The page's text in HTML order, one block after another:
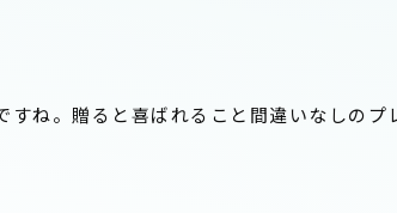
ね。贈ると喜ばれること間違いなしのプ